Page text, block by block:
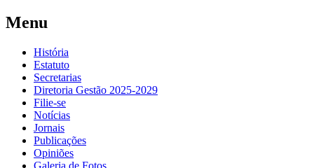
Menu
História
Estatuto
Secretarias
Diretoria Gestão 2025-2029
Filie-se
Notícias
Jornais
Publicações
Opiniões
Galeria de Fotos